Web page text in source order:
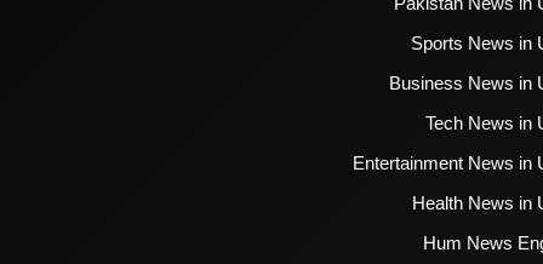
Sports News in
Business News in
Tech News in
Entertainment News in
Health News in
Hum News